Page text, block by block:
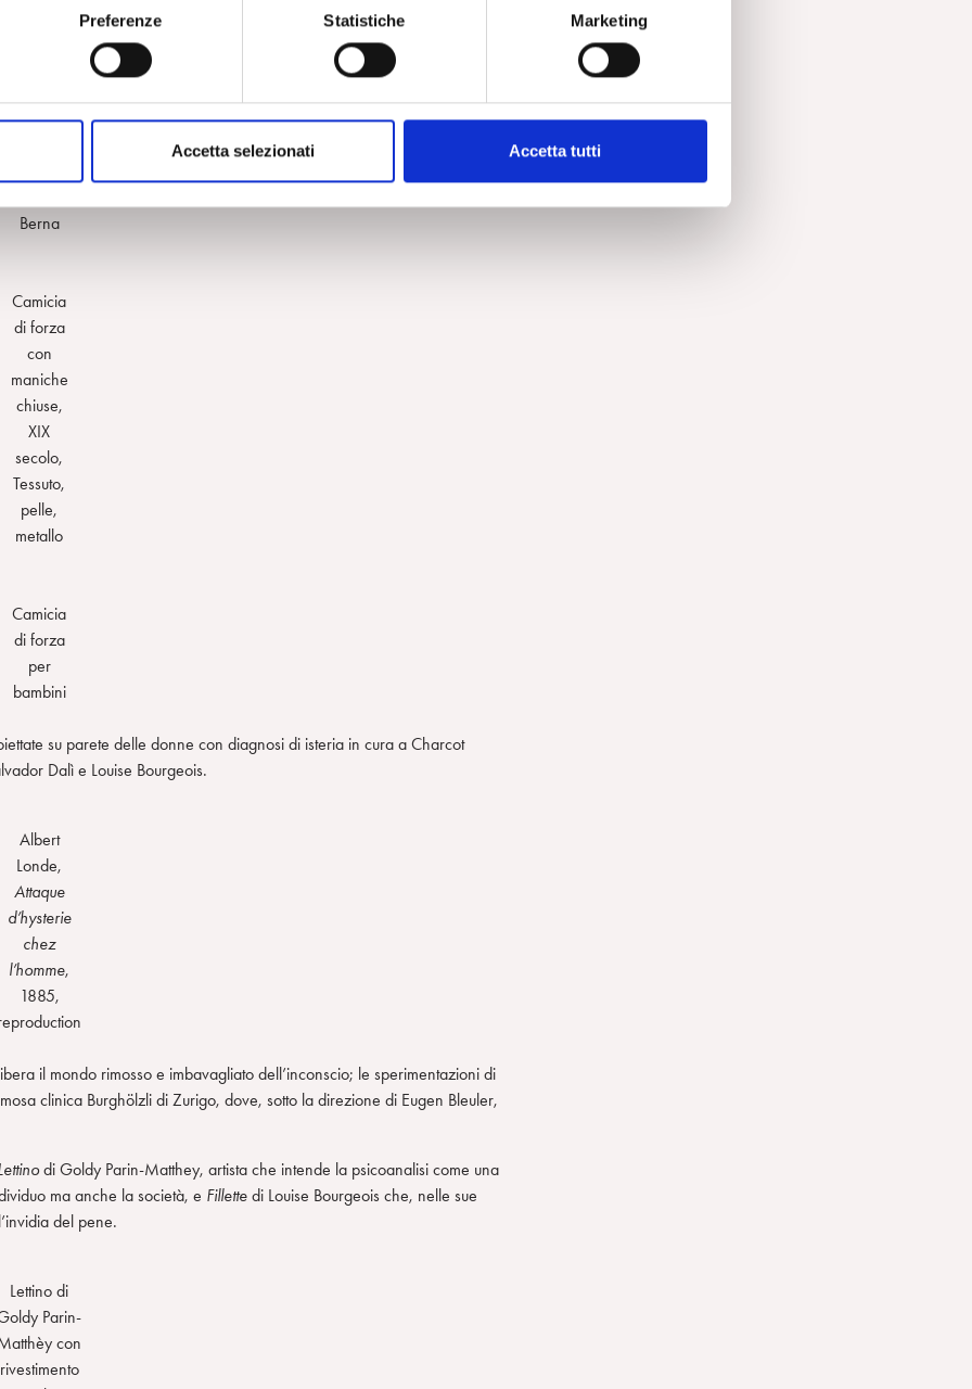
Preferenze Statistiche Marketing
Accetta selezionati Accetta tutti
Collezione
Berna
Camicia
di forza
con
maniche
chiuse,
XIX
secolo,
Tessuto,
pelle,
metallo
Camicia
di forza
per
bambini
su parete delle donne con diagnosi di isteria in cura a Charcot
Dalì e Louise Bourgeois.
Albert
Londe,
Attaque
d’hysterie
chez
l’homme,
1885,
il mondo rimosso e imbavagliato dell’inconscio; le sperimentazioni di
clinica Burghölzli di Zurigo, dove, sotto la direzione di Eugen Bleuler,
di Goldy Parin-Matthey, artista che intende la psicoanalisi come una
ma anche la società, e Fillette di Louise Bourgeois che, nelle sue
del pene.
Lettino di
Parin-
con
rivestimento